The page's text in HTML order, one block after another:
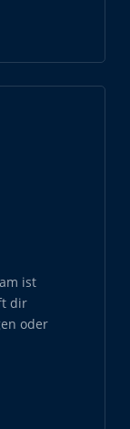
ist
dir
oder